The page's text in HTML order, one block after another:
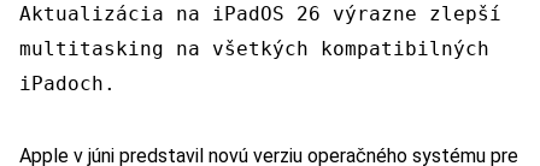
Aktualizácia na iPadOS 26 výrazne zlepší
multitasking na všetkých kompatibilných
iPadoch.
Apple v júni predstavil novú verziu operačného systému pre